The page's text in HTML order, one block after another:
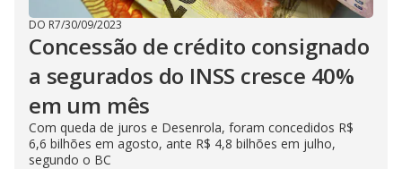
DO R7/30/09/2023
Concessão de crédito consignado
a segurados do INSS cresce 40%
em um mês
Com queda de juros e Desenrola, foram concedidos R$
6,6 bilhões em agosto, ante R$ 4,8 bilhões em julho,
segundo o BC